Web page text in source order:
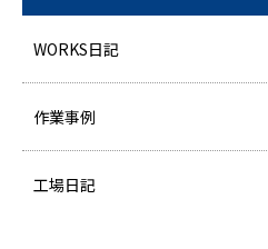
WORKS日記
作業事例
工場日記